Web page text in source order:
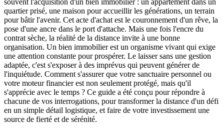
souvent l'acquisition d'un bien immobilier : un appartement dans un
quartier prisé, une maison pour accueillir les générations, un terrain
pour bâtir l'avenir. Cet acte d'achat est le couronnement d'un rêve, la
pose d'une ancre dans le port d'attache. Mais une fois l'encre du
contrat sèche, la réalité de la distance invite à une bonne
organisation. Un bien immobilier est un organisme vivant qui exige
une attention constante pour prospérer. Le laisser sans une gestion
adaptée, c'est s'exposer à des imprévus qui peuvent générer de
l'inquiétude. Comment s'assurer que votre sanctuaire personnel ou
votre moteur financier est non seulement protégé, mais qu'il
s'apprécie avec le temps ? Ce guide a été conçu pour répondre à
chacune de vos interrogations, pour transformer la distance d'un défi
en un simple détail logistique, et faire de votre investissement une
source de fierté et de sérénité.